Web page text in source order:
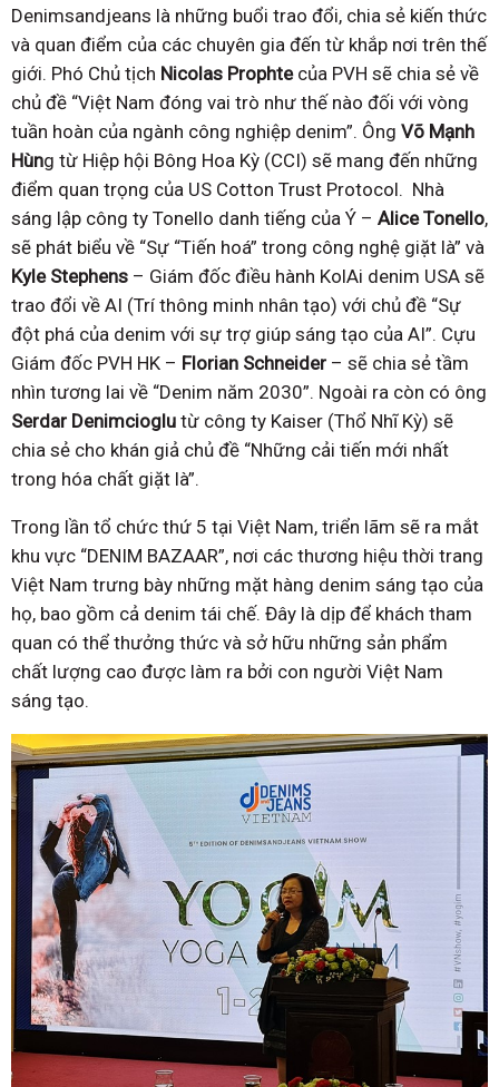
Denimsandjeans là những buổi trao đổi, chia sẻ kiến thức
và quan điểm của các chuyên gia đến từ khắp nơi trên thế
giới. Phó Chủ tịch Nicolas Prophtecủa PVH sẽ chia sẻ về
chủ đề “Việt Nam đóng vai trò như thế nào đối với vòng
tuần hoàn của ngành công nghiệp denim”. Ông Võ Mạnh
Hùng từ Hiệp hội Bông Hoa Kỳ (CCI) sẽ mang đến những
điểm quan trọng của US Cotton Trust Protocol. Nhà
sáng lập công ty Tonello danh tiếng của Ý – Alice Tonello,
sẽ phát biểu về “Sự “Tiến hoá” trong công nghệ giặt là” và
Kyle Stephens – Giám đốc điều hành KolAi denim USA sẽ
trao đổi về AI (Trí thông minh nhân tạo) với chủ đề “Sự
đột phá của denim với sự trợ giúp sáng tạo của AI”. Cựu
Giám đốc PVH HK – Florian Schneider – sẽ chia sẻ tầm
nhìn tương lai về “Denim năm 2030”. Ngoài ra còn có ông
Serdar Denimcioglu từ công ty Kaiser (Thổ Nhĩ Kỳ) sẽ
chia sẻ cho khán giả chủ đề “Những cải tiến mới nhất
trong hóa chất giặt là”.
Trong lần tổ chức thứ 5 tại Việt Nam, triển lãm sẽ ra mắt
khu vực “DENIM BAZAAR”, nơi các thương hiệu thời trang
Việt Nam trưng bày những mặt hàng denim sáng tạo của
họ, bao gồm cả denim tái chế. Đây là dịp để khách tham
quan có thể thưởng thức và sở hữu những sản phẩm
chất lượng cao được làm ra bởi con người Việt Nam
sáng tạo.